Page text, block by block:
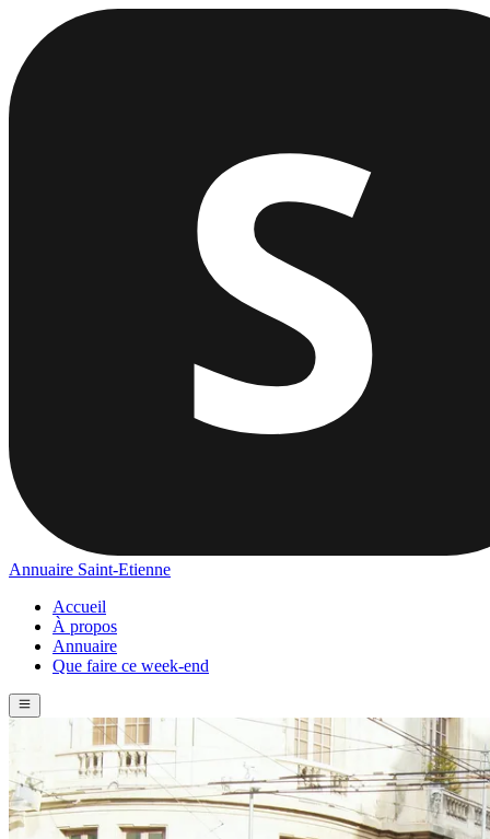
Annuaire Saint-Etienne
Accueil
À propos
Annuaire
Que faire ce week-end